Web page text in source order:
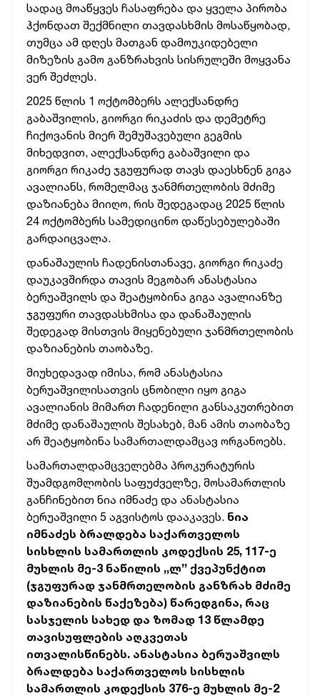
სადაც მოაწყვეს ჩასაფრება და ყველა პირობა
ჰქონდათ შექმნილი თავდასხმის მოსაწყობად,
თუმცა ამ დღეს მათგან დამოუკიდებელი
მიზეზის გამო განზრახვის სისრულეში მოყვანა
ვერ შეძლეს.
2025 წლის 1 ოქტომბერს ალექსანდრე
გაბაშვილის, გიორგი რიკაძის და დემეტრე
ჩიქოვანის მიერ შემუშავებული გეგმის
მიხედვით, ალექსანდრე გაბაშვილი და
გიორგი რიკაძე ჯგუფურად თავს დაესხნენ გიგა
ავალიანს, რომელმაც ჯანმრთელობის მძიმე
დაზიანება მიიღო, რის შედეგადაც 2025 წლის
24 ოქტომბერს სამედიცინო დაწესებულებაში
გარდაიცვალა.
დანაშაულის ჩადენისთანავე, გიორგი რიკაძე
დაუკავშირდა თავის მეგობარ ანასტასია
ბერუაშვილს და შეატყობინა გიგა ავალიანზე
ჯგუფური თავდასხმისა და დანაშაულის
შედეგად მისთვის მიყენებული ჯანმრთელობის
დაზიანების თაობაზე.
მიუხედავად იმისა, რომ ანასტასია
ბერუაშვილისათვის ცნობილი იყო გიგა
ავალიანის მიმართ ჩადენილი განსაკუთრებით
მძიმე დანაშაულის შესახებ, მან ამის თაობაზე
არ შეატყობინა სამართალდამცავ ორგანოებს.
სამართალდამცველებმა პროკურატურის
შუამდგომლობის საფუძველზე, მოსამართლის
განჩინებით ნია იმნაძე და ანასტასია
ბერუაშვილი 5 აგვისტოს დააკავეს. ნია
იმნაძეს ბრალდება საქართველოს
სისხლის სამართლის კოდექსის 25, 117-ე
მუხლის მე-3 ნაწილის ,,ლ’’ ქვეპუნქტით
(ჯგუფურად ჯანმრთელობის განზრახ მძიმე
დაზიანების წაქეზება) წარედგინა, რაც
სასჯელის სახედ და ზომად 13 წლამდე
თავისუფლების აღკვეთას
ითვალისწინებს. ანასტასია ბერუაშვილს
ბრალდება საქართველოს სისხლის
სამართლის კოდექსის 376-ე მუხლის მე-2